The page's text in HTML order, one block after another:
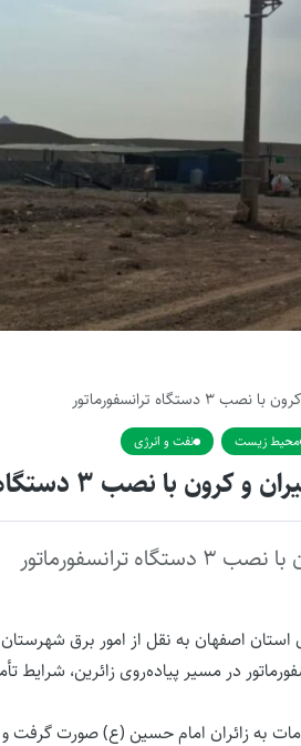
ترانسفورماتور
محیط زیست نفت و انرژی
۳ دستگاه ترانسفورماتور
اصفهان به نقل از امور برق شهرستان
حسینی، این امور با نصب ۳ دستگاه ترانسفورماتور در مسیر پیاده‌روی
به زائران امام حسین (ع) صورت گرفت و